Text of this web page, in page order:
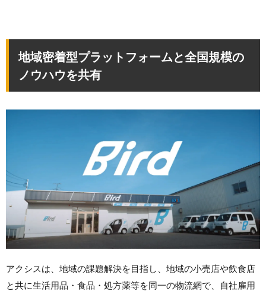
地域密着型プラットフォームと全国規模の
ノウハウを共有
アクシスは、地域の課題解決を目指し、地域の小売店や飲食店
と共に生活用品・食品・処方薬等を同一の物流網で、自社雇用